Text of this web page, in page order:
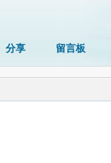
分享 留言板